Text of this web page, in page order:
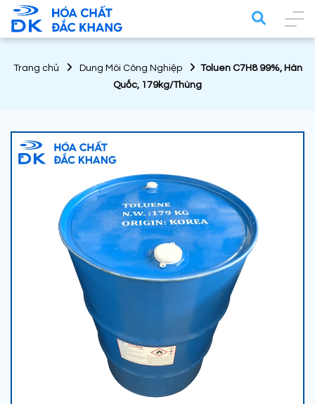
Trang chủ Dung Môi Công Nghiệp
Toluen C7H8 99%, Hàn
Quốc, 179kg/Thùng